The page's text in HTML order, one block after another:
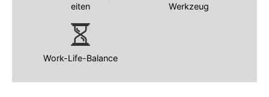
eiten
Werkzeug
Work-Life-Balance